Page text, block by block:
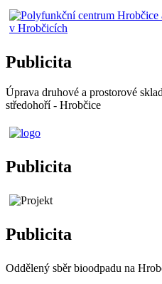
Publicita
Úprava druhové a prostorové
středohoří - Hrobčice
Publicita
Publicita
Oddělený sběr bioodpadu na